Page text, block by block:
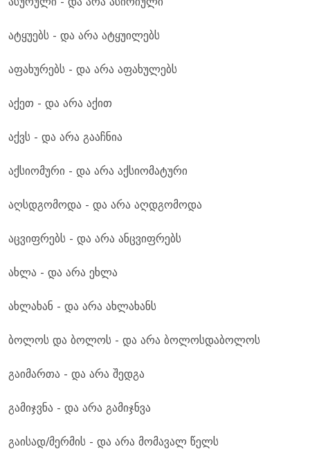
ატყუებს - და არა ატყუილებს
აფახურებს - და არა აფახულებს
აქეთ - და არა აქით
აქვს - და არა გააჩნია
აქსიომური - და არა აქსიომატური
აღსდგომოდა - და არა აღდგომოდა
აცვიფრებს - და არა ანცვიფრებს
ახლა - და არა ეხლა
ახლახან - და არა ახლახანს
ბოლოს და ბოლოს - და არა ბოლოსდაბოლოს
გაიმართა - და არა შედგა
გამიჯვნა - და არა გამიჯნვა
გაისად/მერმის - და არა მომავალ წელს